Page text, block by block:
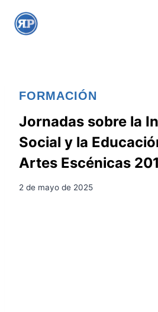
FORMACIÓN
Jornadas sobre la
Social y la
Artes Escénicas
2 de mayo de 2025